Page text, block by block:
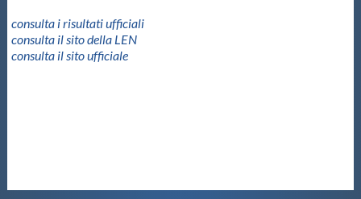
consulta i risultati ufficiali
consulta il sito della LEN
consulta il sito ufficiale